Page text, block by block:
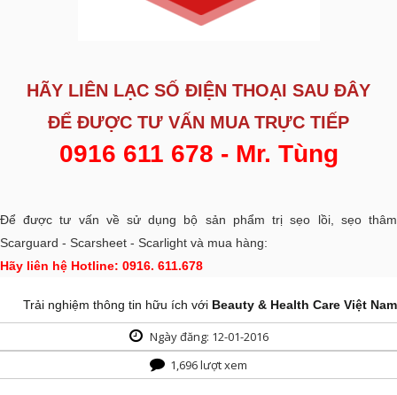
HÃY LIÊN LẠC SỐ ĐIỆN THOẠI SAU ĐÂY
ĐỂ ĐƯỢC TƯ VẤN MUA TRỰC TIẾP
0916 611 678 - Mr. Tùng
Để được tư vấn về sử dụng bộ sản phẩm trị sẹo lồi, sẹo thâm
Scarguard - Scarsheet - Scarlight và mua hàng:
Hãy liên hệ Hotline: 0916. 611.678
Trải nghiệm thông tin hữu ích với Beauty & Health Care Việt Nam
Ngày đăng: 12-01-2016
1,696 lượt xem